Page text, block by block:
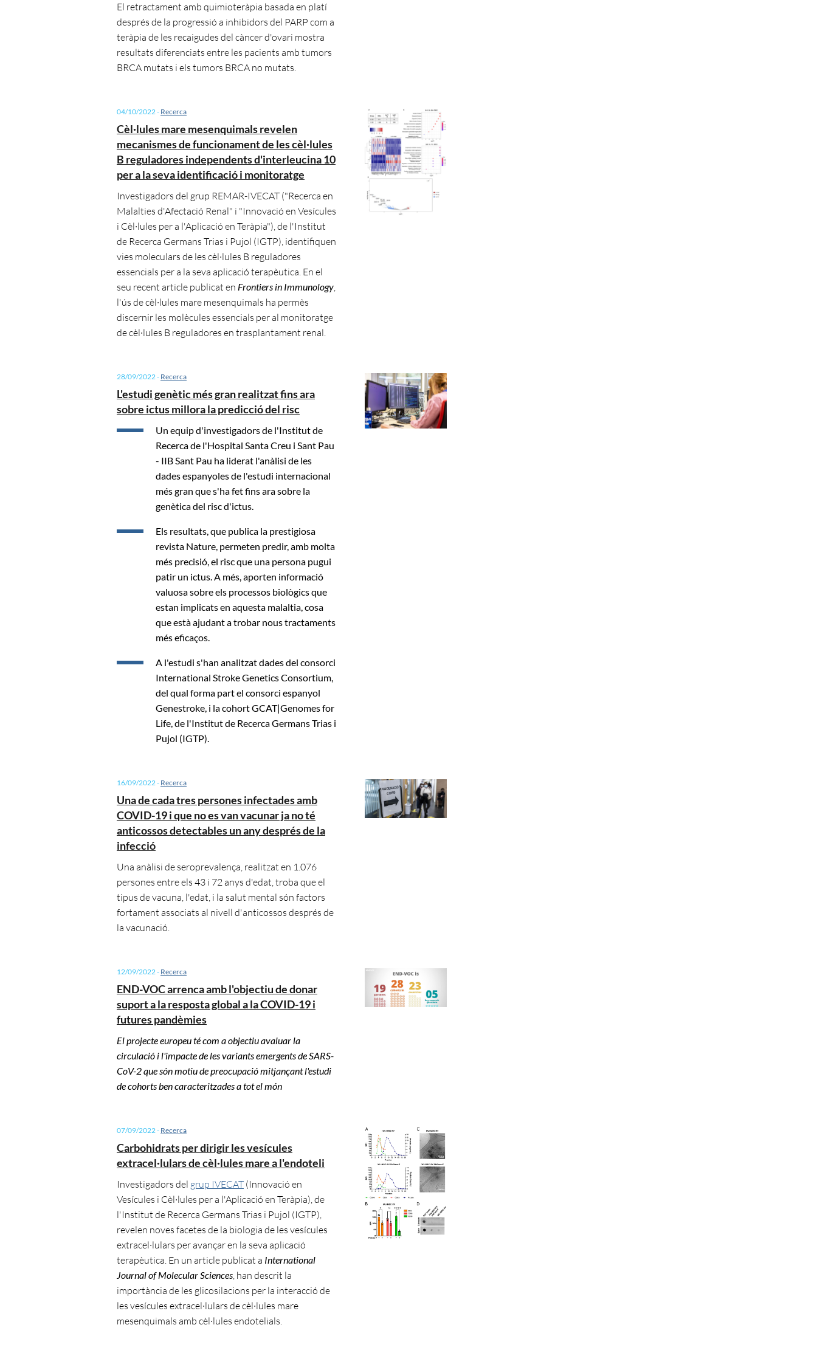
El retractament amb quimioteràpia basada en platí
després de la progressió a inhibidors del PARP com a
teràpia de les recaigudes del càncer d'ovari mostra
resultats diferenciats entre les pacients amb tumors
BRCA mutats i els tumors BRCA no mutats.
04/10/2022- Recerca
Cèl·lules mare mesenquimals revelen
mecanismes de funcionament de les cèl·lules
B reguladores independents d'interleucina 10
per a la seva identificació i monitoratge
Investigadors del grup REMAR-IVECAT ("Recerca en
Malalties d'Afectació Renal" i "Innovació en Vesícules
i Cèl·lules per a l'Aplicació en Teràpia"), de l'Institut
de Recerca Germans Trias i Pujol (IGTP), identifiquen
vies moleculars de les cèl·lules B reguladores
essencials per a la seva aplicació terapèutica. En el
seu recent article publicat en Frontiers in Immunology
l'ús de cèl·lules mare mesenquimals ha permès
discernir les molècules essencials per al monitoratge
de cèl·lules B reguladores en trasplantament renal.
28/09/2022- Recerca
L'estudi genètic més gran realitzat fins ara
sobre ictus millora la predicció del risc
Un equip d'investigadors de l'Institut de
Recerca de l'Hospital Santa Creu i Sant Pau
- IIB Sant Pau ha liderat l'anàlisi de les
dades espanyoles de l'estudi internacional
més gran que s'ha fet fins ara sobre la
genètica del risc d'ictus.
Els resultats, que publica la prestigiosa
revista Nature, permeten predir, amb molta
més precisió, el risc que una persona pugui
patir un ictus. A més, aporten informació
valuosa sobre els processos biològics que
estan implicats en aquesta malaltia, cosa
que està ajudant a trobar nous tractaments
més eficaços.
A l'estudi s'han analitzat dades del consorci
International Stroke Genetics Consortium,
del qual forma part el consorci espanyol
Genestroke, i la cohort GCAT|Genomes for
Life, de l'Institut de Recerca Germans Trias i
Pujol (IGTP).
16/09/2022- Recerca
Una de cada tres persones infectades amb
COVID-19 i que no es van vacunar ja no té
anticossos detectables un any després de la
infecció
Una anàlisi de seroprevalença, realitzat en 1.076
persones entre els 43 i 72 anys d'edat, troba que el
tipus de vacuna, l'edat, i la salut mental són factors
fortament associats al nivell d'anticossos després de
la vacunació.
12/09/2022- Recerca
END-VOC arrenca amb l'objectiu de donar
suport a la resposta global a la COVID-19 i
futures pandèmies
El projecte europeu té com a objectiu avaluar la
circulació i l'impacte de les variants emergents de SARS-
CoV-2 que són motiu de preocupació mitjançant l'estudi
de cohorts ben caracteritzades a tot el món
07/09/2022- Recerca
Carbohidrats per dirigir les vesícules
extracel·lulars de cèl·lules mare a l'endoteli
Investigadors del grup IVECAT (Innovació en
Vesícules i Cèl·lules per a l'Aplicació en Teràpia), de
l'Institut de Recerca Germans Trias i Pujol (IGTP),
revelen noves facetes de la biologia de les vesícules
extracel·lulars per avançar en la seva aplicació
terapèutica. En un article publicat a International
Journal of Molecular Sciences , han descrit la
importància de les glicosilacions per la interacció de
les vesícules extracel·lulars de cèl·lules mare
mesenquimals amb cèl·lules endotelials.